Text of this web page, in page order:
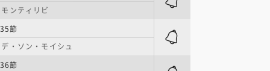
ンティリビ
節
・ソン・モイシュ
節